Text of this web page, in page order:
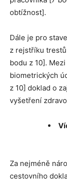
obtížnost].
Dále je pro
z rejstříku
bodu z 10].
biometrických
z 10] doklad o
vyšetření
Za nejméně
cestovního